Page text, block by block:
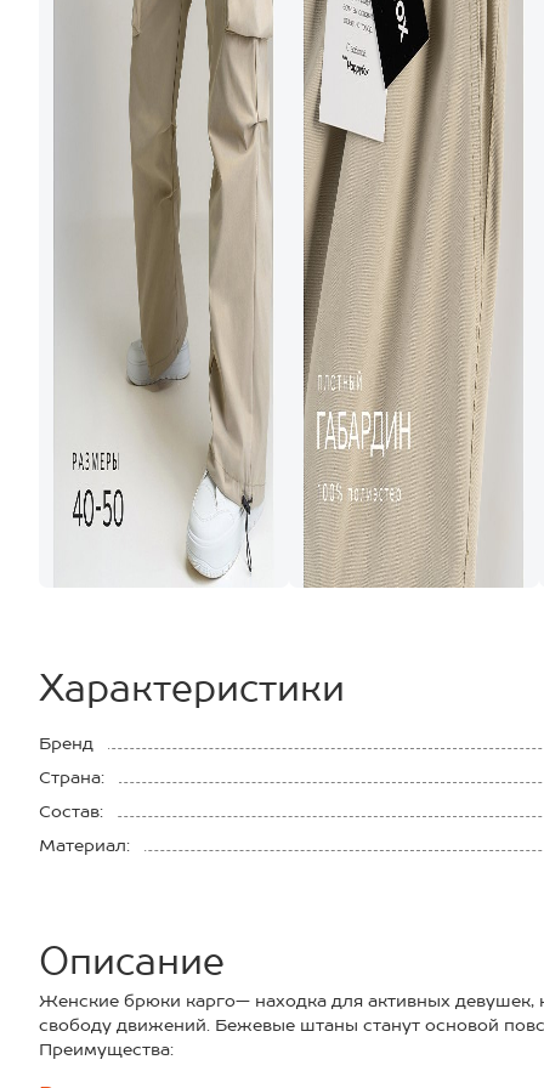
Характеристики
Бренд
Страна:
Состав:
Материал:
Описание
Женские брюки карго— находка для активных девушек,
свободу движений. Бежевые штаны станут основой
Преимущества: